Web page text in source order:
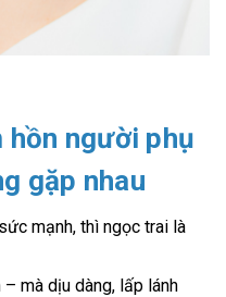
người phụ
gặp nhau
mạnh, thì ngọc trai là
mà dịu dàng, lấp lánh